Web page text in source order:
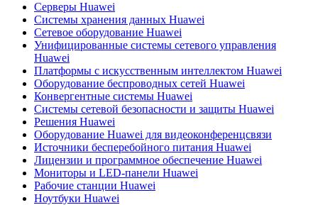
Серверы Huawei
Системы хранения данных Huawei
Сетевое оборудование Huawei
Унифицированные системы сетевого управления
Huawei
Платформы с искусственным интеллектом Huawei
Оборудование беспроводных сетей Huawei
Конвергентные системы Huawei
Системы сетевой безопасности и защиты Huawei
Решения Huawei
Оборудование Huawei для видеоконференцсвязи
Источники бесперебойного питания Huawei
Лицензии и программное обеспечение Huawei
Мониторы и LED-панели Huawei
Рабочие станции Huawei
Ноутбуки Huawei